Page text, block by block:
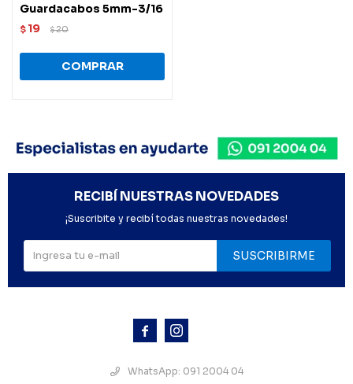
Guardacabos 5mm-3/16
$ 19 $20
 
WhatsApp: 091 2004 04
RECIBÍ NUESTRAS NOVEDADES
¡Suscribite y recibí todas nuestras novedades!
SUSCRIBIRME